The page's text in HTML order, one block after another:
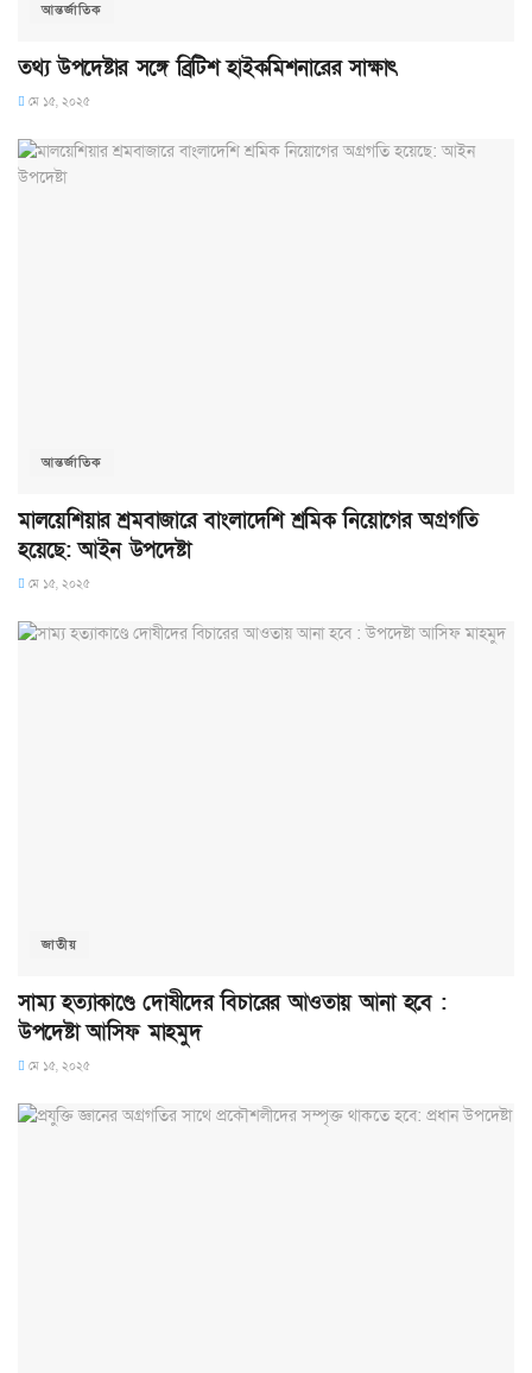
আন্তর্জাতিক
তথ্য উপদেষ্টার সঙ্গে ব্রিটিশ হাইকমিশনারের সাক্ষাৎ
মে ১৫, ২০২৫
আন্তর্জাতিক
মালয়েশিয়ার শ্রমবাজারে বাংলাদেশি শ্রমিক নিয়োগের অগ্রগতি
হয়েছে: আইন উপদেষ্টা
মে ১৫, ২০২৫
জাতীয়
সাম্য হত্যাকাণ্ডে দোষীদের বিচারের আওতায় আনা হবে :
উপদেষ্টা আসিফ মাহমুদ
মে ১৫, ২০২৫